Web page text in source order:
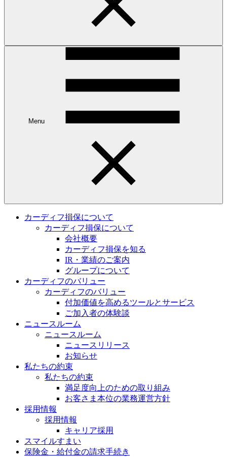
Menu
カーディフ損保について
カーディフ損保について
会社概要
カーディフ損保を知る
IR・業績のご案内
グループについて
カーディフのバリュー
カーディフのバリュー
付加価値を高めるツールとサービス
ご加入者の体験談
ニュースルーム
ニュースルーム
ニュースリリース
お知らせ
私たちの約束
私たちの約束
満足度向上のための取り組み
お客さま本位の業務運営方針
採用情報
採用情報
キャリア採用
スマイルすまい
保険金・給付金の請求手続き